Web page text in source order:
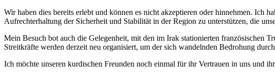
Wir haben dies bereits erlebt und können es nicht akzeptieren oder hinnehmen. Ich
Aufrechterhaltung der Sicherheit und Stabilität in der Region zu unterstützen, die
Mein Besuch bot auch die Gelegenheit, mit den im Irak stationierten französischen
Streitkräfte werden derzeit neu organisiert, um der sich wandelnden Bedrohung
Ich möchte unseren kurdischen Freunden noch einmal für ihr Vertrauen in uns und